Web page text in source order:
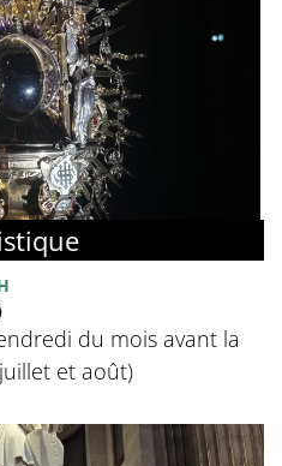
du mois avant la
et août)